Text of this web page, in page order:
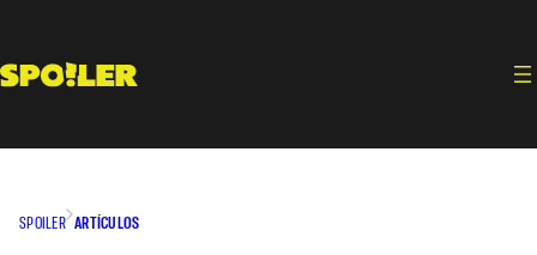
contenido
SPOILER ARTÍCULOS